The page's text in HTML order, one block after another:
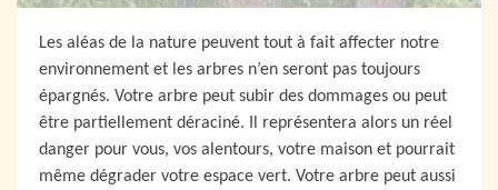
Les aléas de la nature peuvent tout à fait affecter notre
environnement et les arbres n’en seront pas toujours
épargnés. Votre arbre peut subir des dommages ou peut
être partiellement déraciné. Il représentera alors un réel
danger pour vous, vos alentours, votre maison et pourrait
même dégrader votre espace vert. Votre arbre peut aussi